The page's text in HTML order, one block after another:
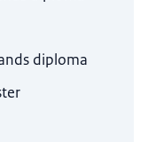
diploma